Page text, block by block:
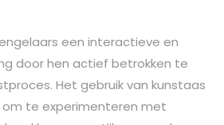
een interactieve en
door hen actief betrokken te
Het gebruik van kunstaas
te experimenteren met